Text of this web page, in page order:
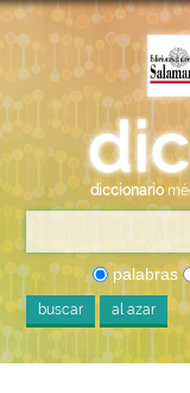
diccionario
palabras
buscar al azar